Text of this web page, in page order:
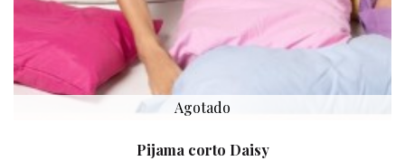
Agotado
Pijama corto Daisy